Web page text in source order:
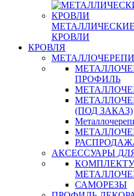
КРОВЛИ
КРОВЛЯ
ПРОФИЛЬ
(ПОД ЗАКАЗ)
АКСЕССУАРЫ
САМОРЕЗЫ